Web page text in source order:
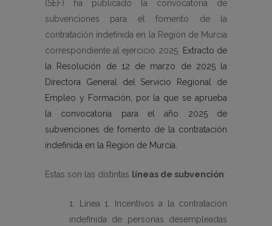
(SEF) ha publicado la convocatoria de
subvenciones para el fomento de la
contratación indefinida en la Región de Murcia
correspondiente al ejercicio 2025
Extracto de
la Resolución de 12 de marzo de 2025 la
Directora General del Servicio Regional de
Empleo y Formación, por la que se aprueba
la convocatoria para el año 2025 de
subvenciones de fomento de la contratación
indefinida en la Región de Murcia.
Estas son las distintas líneas de subvención:
1. Línea 1. Incentivos a la contratación
indefinida de personas desempleadas